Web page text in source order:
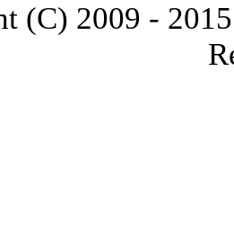
(C) 2009 -